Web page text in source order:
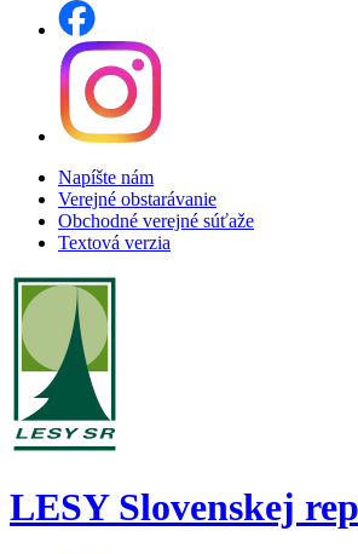
Napíšte nám
Verejné obstarávanie
Obchodné verejné súťaže
Textová verzia
LESY Slovenskej